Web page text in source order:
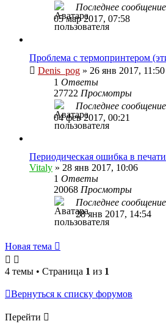
Последнее сообщение
05 мар 2017, 07:58
Проблема с термопринтером
Denis_pog » 26 янв 2017, 11:50
1 Ответы
27722 Просмотры
Последнее сообщение
04 фев 2017, 00:21
Периодическая ошибка в
Vitaly » 28 янв 2017, 10:06
1 Ответы
20068 Просмотры
Последнее сообщение
28 янв 2017, 14:54
Новая тема
4 темы • Страница 1 из 1
Вернуться к списку форумов
Перейти